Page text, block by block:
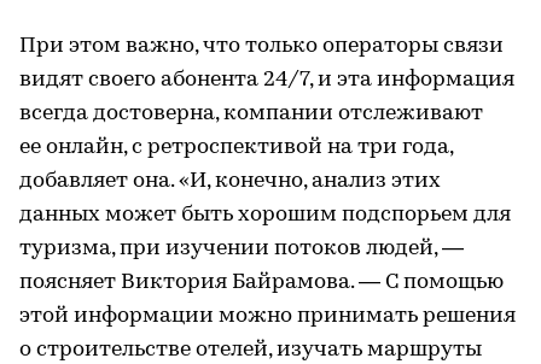
При этом важно, что только операторы связи
видят своего абонента 24/7, и эта информация
всегда достоверна, компании отслеживают
ее онлайн, с ретроспективой на три года,
добавляет она. «И, конечно, анализ этих
данных может быть хорошим подспорьем для
туризма, при изучении потоков людей, —
поясняет Виктория Байрамова. — С помощью
этой информации можно принимать решения
о строительстве отелей, изучать маршруты